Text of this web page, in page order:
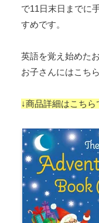
で11日末日までに
すめです。
英語を覚え始めた
お子さんにはこち
↓商品詳細はこち